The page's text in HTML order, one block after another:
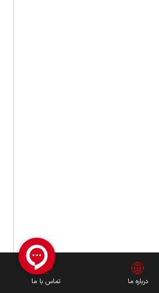
درباره ما تماس با ما